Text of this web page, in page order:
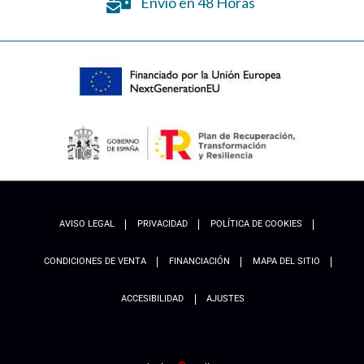
AVISO LEGAL PRIVACIDAD POLÍTICA DE COOKIES
CONDICIONES DE VENTA FINANCIACIÓN MAPA DEL SITIO
ACCESIBILIDAD AJUSTES